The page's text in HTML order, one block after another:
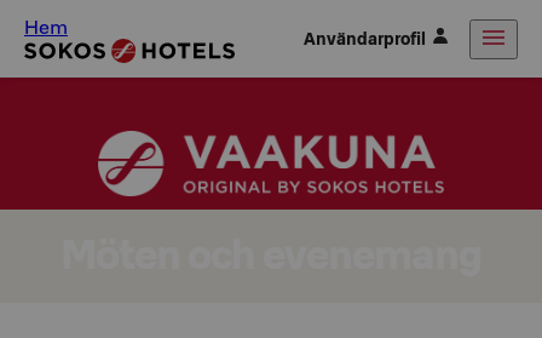
Hem Användarprofil